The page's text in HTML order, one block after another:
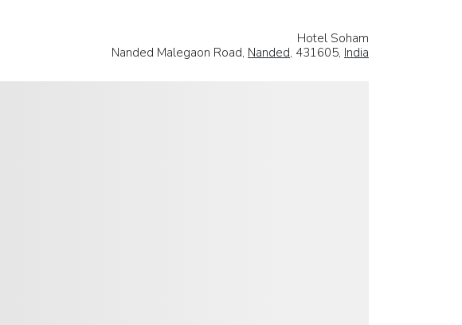
Hotel Soham
Nanded Malegaon Road, Nanded, 431605, India